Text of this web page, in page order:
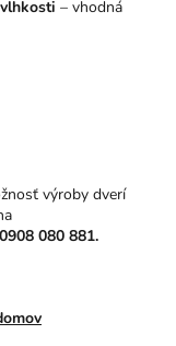
– vhodná
výroby dverí
080 881.